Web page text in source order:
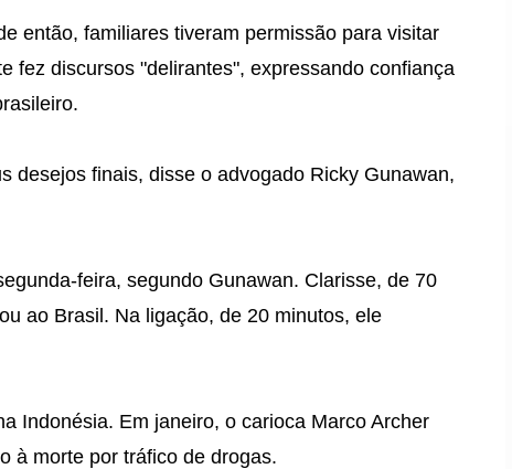
então, familiares tiveram permissão para visitar
fez discursos "delirantes", expressando confiança
desejos finais, disse o advogado Ricky Gunawan,
feira, segundo Gunawan. Clarisse, de 70
ao Brasil. Na ligação, de 20 minutos, ele
Indonésia. Em janeiro, o carioca Marco Archer
à morte por tráfico de drogas.